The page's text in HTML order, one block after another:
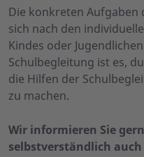
Die konkreten
sich nach den
Kindes oder
Schulbegleitung ist es,
die Hilfen der
zu machen.
Wir informieren Sie
selbstverständlich